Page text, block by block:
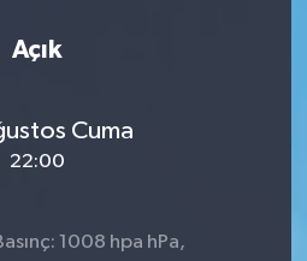
Açık
Cuma
22:00
1008 hpa hPa,